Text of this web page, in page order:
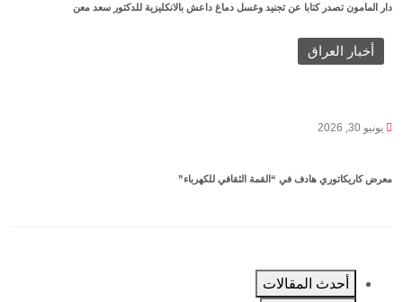
دار المامون تصدر كتابا عن تجنيد وغسل دماغ داعش بالانكليزية للدكتور سعد معن
أخبار العراق
يونيو 30, 2026
معرض كاريكاتوري هادف في “القمة الثقافي للكهرباء”
أحدث المقالات